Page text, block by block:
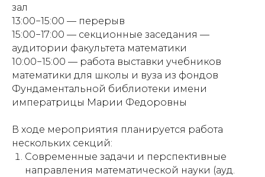
зал
13:00−15:00 — перерыв
15:00−17:00 — секционные заседания —
аудитории факультета математики
10:00−15:00 — работа выставки учебников
математики для школы и вуза из фондов
Фундаментальной библиотеки имени
императрицы Марии Федоровны
В ходе мероприятия планируется работа
нескольких секций:
Современные задачи и перспективные
направления математической науки (ауд.